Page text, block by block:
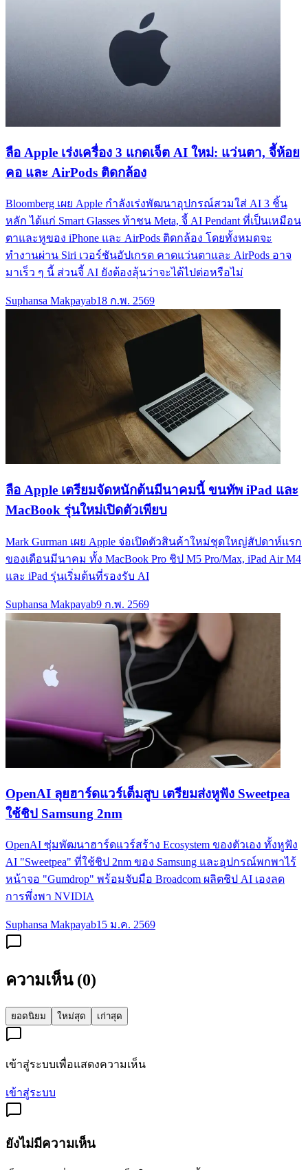
ลือ Apple เร่งเครื่อง 3 แกดเจ็ต AI ใหม่: แว่นตา, จี้ห้อย
คอ และ AirPods ติดกล้อง
Bloomberg เผย Apple กำลังเร่งพัฒนาอุปกรณ์สวมใส่ AI 3 ชิ้น
หลัก ได้แก่ Smart Glasses ท้าชน Meta, จี้ AI Pendant ที่เป็นเหมือน
ตาและหูของ iPhone และ AirPods ติดกล้อง โดยทั้งหมดจะ
ทำงานผ่าน Siri เวอร์ชันอัปเกรด คาดแว่นตาและ AirPods อาจ
มาเร็ว ๆ นี้ ส่วนจี้ AI ยังต้องลุ้นว่าจะได้ไปต่อหรือไม่
Suphansa Makpayab18 ก.พ. 2569
ลือ Apple เตรียมจัดหนักต้นมีนาคมนี้ ขนทัพ iPad และ
MacBook รุ่นใหม่เปิดตัวเพียบ
Mark Gurman เผย Apple จ่อเปิดตัวสินค้าใหม่ชุดใหญ่สัปดาห์แรก
ของเดือนมีนาคม ทั้ง MacBook Pro ชิป M5 Pro/Max, iPad Air M4
และ iPad รุ่นเริ่มต้นที่รองรับ AI
Suphansa Makpayab9 ก.พ. 2569
OpenAI ลุยฮาร์ดแวร์เต็มสูบ เตรียมส่งหูฟัง Sweetpea
ใช้ชิป Samsung 2nm
OpenAI ซุ่มพัฒนาฮาร์ดแวร์สร้าง Ecosystem ของตัวเอง ทั้งหูฟัง
AI "Sweetpea" ที่ใช้ชิป 2nm ของ Samsung และอุปกรณ์พกพาไร้
หน้าจอ "Gumdrop" พร้อมจับมือ Broadcom ผลิตชิป AI เองลด
การพึ่งพา NVIDIA
Suphansa Makpayab15 ม.ค. 2569
ความเห็น (0)
ยอดนิยม ใหม่สุด เก่าสุด
เข้าสู่ระบบเพื่อแสดงความเห็น
เข้าสู่ระบบ
ยังไม่มีความเห็น